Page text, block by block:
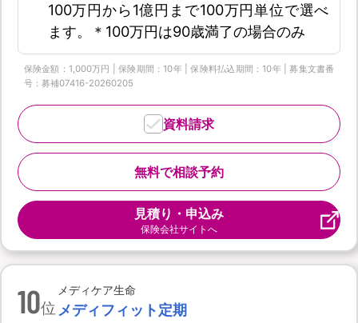
100万円から1億円まで100万円単位で選べ
ます。＊100万円は90歳満了の場合のみ
保険金額：1,000万円 | 保険期間：10年 | 保険料払込期間：10年 | 募集文書番
号：募補07416-20260205
無料で相談予約
資料請求
見積り・申込み
保険会社サイトへ
10位
メディケア生命
メディフィット定期